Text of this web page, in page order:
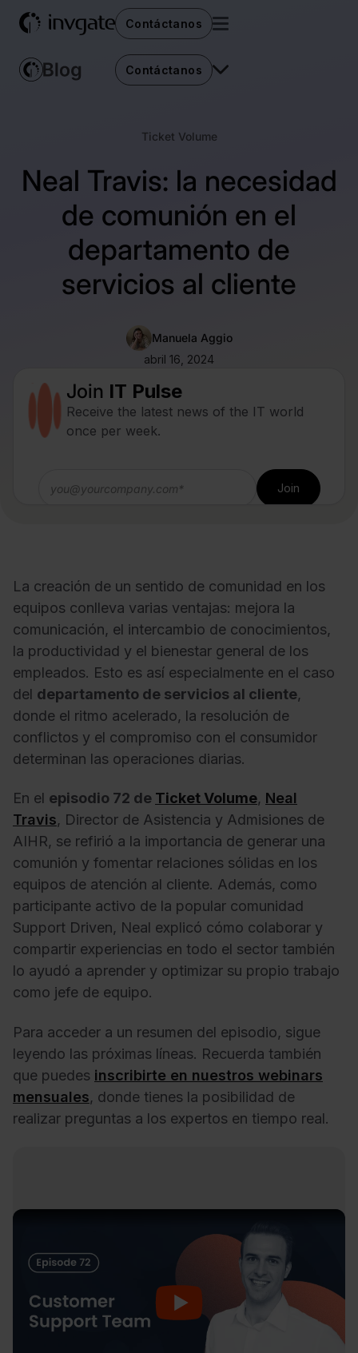
Contáctanos
Contáctanos
Ticket Volume
Neal Travis: la necesidad
de comunión en el
departamento de
servicios al cliente
Manuela Aggio
abril 16, 2024
Join IT Pulse
Receive the latest news of the IT world
once per week.
La creación de un sentido de comunidad en los
equipos conlleva varias ventajas: mejora la
comunicación, el intercambio de conocimientos,
la productividad y el bienestar general de los
empleados. Esto es así especialmente en el caso
del departamento de servicios al cliente,
donde el ritmo acelerado, la resolución de
conflictos y el compromiso con el consumidor
determinan las operaciones diarias.
En el episodio 72 de Ticket Volume, Neal
Travis, Director de Asistencia y Admisiones de
AIHR, se refirió a la importancia de generar una
comunión y fomentar relaciones sólidas en los
equipos de atención al cliente. Además, como
participante activo de la popular comunidad
Support Driven, Neal explicó cómo colaborar y
compartir experiencias en todo el sector también
lo ayudó a aprender y optimizar su propio trabajo
como jefe de equipo.
Para acceder a un resumen del episodio, sigue
leyendo las próximas líneas. Recuerda también
que puedes inscribirte en nuestros webinars
mensuales, donde tienes la posibilidad de
realizar preguntas a los expertos en tiempo real.